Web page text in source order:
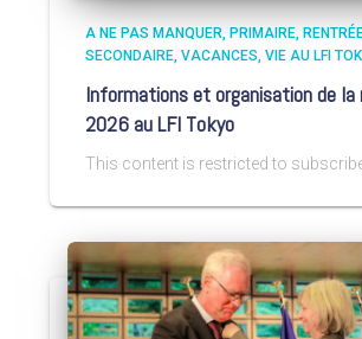
A NE PAS MANQUER PRIMAIRE
SECONDAIRE VACANCES VIE AU LFI
Informations et organisation de la
2026 au LFI Tokyo
This content is restricted to